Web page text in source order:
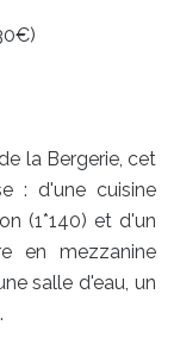
la Bergerie, cet
: d'une cuisine
(1*140) et d'un
en mezzanine
salle d'eau, un